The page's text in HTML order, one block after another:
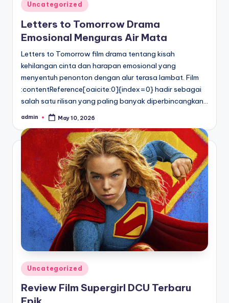
Posted
Uncategorized
Letters to Tomorrow Drama
Emosional Menguras Air Mata
Letters to Tomorrow film drama tentang kisah
kehilangan cinta dan harapan emosional yang
menyentuh penonton dengan alur terasa lambat. Film
:contentReference[oaicite:0]{index=0} hadir sebagai
salah satu rilisan yang paling banyak diperbincangkan…
Posted
admin May 10, 2026
Posted
in
Uncategorized
Review Film Supergirl DCU Terbaru